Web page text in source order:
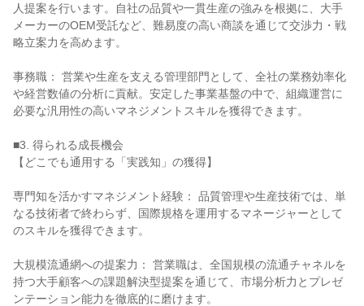
人提案を行います。自社の品質や一貫生産の強みを根拠に、大手
メーカーのOEM受託など、難易度の高い商談を通じて交渉力・戦
略立案力を高めます。
事務職： 営業や生産を支える管理部門として、全社の業務効率化
や経営数値の分析に貢献。安定した事業基盤の中で、組織運営に
必要な汎用性の高いマネジメントスキルを獲得できます。
■3. 得られる成長機会
【どこでも通用する「実践知」の獲得】
専門知を活かすマネジメント経験： 品質管理や生産技術では、単
なる技術者で終わらず、国際規格を運用するマネージャーとして
のスキルを獲得できます。
大規模流通網への提案力： 営業職は、全国規模の流通チャネルを
持つ大手顧客への課題解決型提案を通じて、市場分析力とプレゼ
ンテーション能力を徹底的に磨けます。